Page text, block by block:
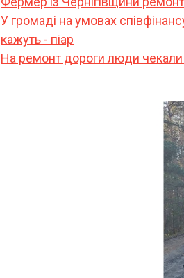
У громаді на умовах
кажуть - піар
На ремонт дороги люди